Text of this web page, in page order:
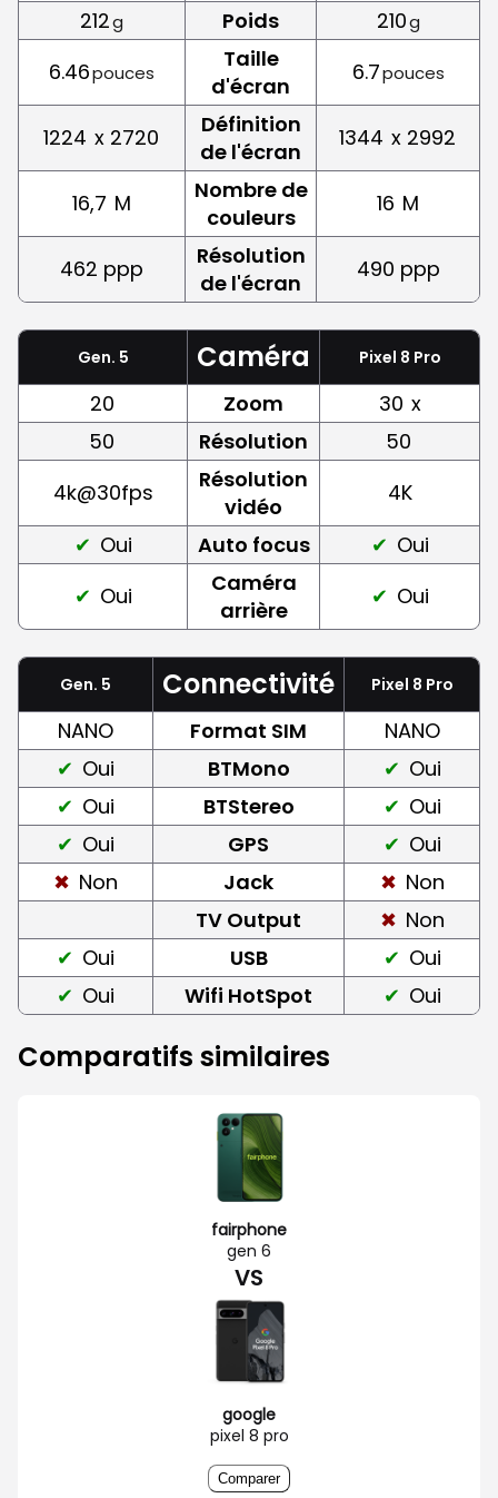
212g Poids 210g
6.46pouces
Taille
d'écran
6.7pouces
1224 x 2720
Définition
de l'écran
1344 x 2992
16,7 M
Nombre de
couleurs
16 M
462 ppp
Résolution
de l'écran
490 ppp
Gen. 5 Caméra Pixel 8 Pro
20 Zoom 30 x
50
Résolution
50
4k@30fps
Résolution
vidéo
4K
Oui
Auto focus
Oui
Oui
Caméra
arrière
Oui
Gen. 5 Connectivité Pixel 8 Pro
NANO Format SIM
NANO
Oui
BTMono
Oui
Oui
BTStereo
Oui
Oui
GPS
Oui
Non
Jack
Non
TV Output
Non
Oui
USB
Oui
Oui
Wifi HotSpot Oui
Comparatifs similaires
fairphone
gen 6
VS
google
pixel 8 pro
Comparer